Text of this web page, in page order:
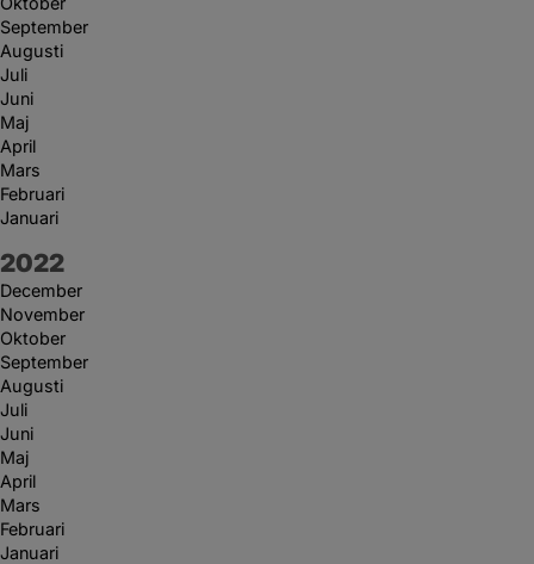
September
Augusti
Juli
Juni
Maj
April
Mars
Februari
Januari
År:
2022
December
November
Oktober
September
Augusti
Juli
Juni
Maj
April
Mars
Februari
Januari